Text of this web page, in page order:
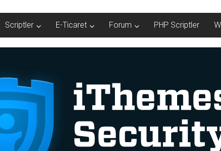
Scriptler E-Ticaret Forum PHP Scriptler